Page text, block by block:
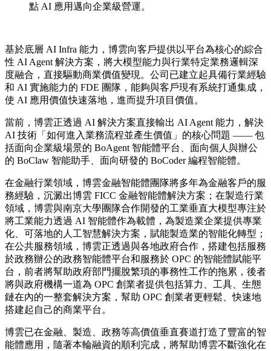
點 AI 應用邁向企業級營運。
基於底層 AI Infra 能力，博雲向客戶提供以平台為核心的綜合
性 AI Agent 解決方案，將大模型能力與行業特定業務邏輯深
度融合，直接驅動商業價值變現。公司已建立起具備行業經驗
和 AI 實施能力的 FDE 團隊，能夠與客戶現有系統打通集成，
使 AI 應用價值快速落地，進而提升項目價值。
當前，博雲正透過 AI 解決方案直接輸出 AI Agent 能力，解決
AI 技術「如何進入業務流程並產生價值」的核心問題 —— 包
括面向企業級場景的 BoAgent 智能體平台、面向個人與辦公
的 BoClaw 智能助手、面向研發的 BoCoder 編程智能體。
在金融行業領域，博雲金融智能體團隊將多年為金融客戶的服
務經驗，沉澱出博雲 FICC 金融智能體解決方案；在製造行業
領域，博雲與南京大學團隊合作開發的工業垂直大模型專注於
將工業能力透過 AI 智能體作為載體，為製造業企業提供專業
化、可落地的人工智慧解決方案，賦能製造業的智能化轉型；
在公共服務領域，博雲正透過與各地政府合作，搭建包括服務
於政務辦公的政務智能體平台和服務於 OPC 的智能體賦能平
台，前者將幫助政府部門擺脫繁瑣的事務性工作的拖累，後者
將與政府機構一道為 OPC 創業者提供包括算力、工具、生態
鏈在內的一整套解決方案，幫助 OPC 創業者更輕鬆、快速地
搭建起自己的商業平台。
博雲已在金融、製造、政務等高價值垂直賽道打造了豐富的智
能體應用，隨著本輪融資的順利完成，將幫助博雲不斷強化在